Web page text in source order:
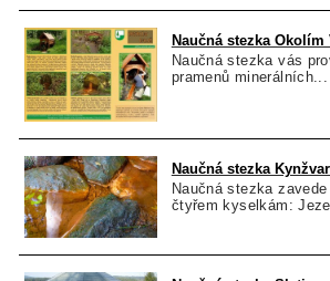
Naučná stezka Okolím
Naučná stezka vás
pramenů minerálních...
Naučná stezka
Naučná stezka
čtyřem kyselkám: